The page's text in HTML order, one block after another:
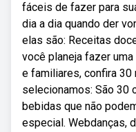
fáceis de fazer para
dia a dia quando der
elas são: Receitas
você planeja fazer
e familiares, confira
selecionamos: São 30
bebidas que não
especial. Webdanças,